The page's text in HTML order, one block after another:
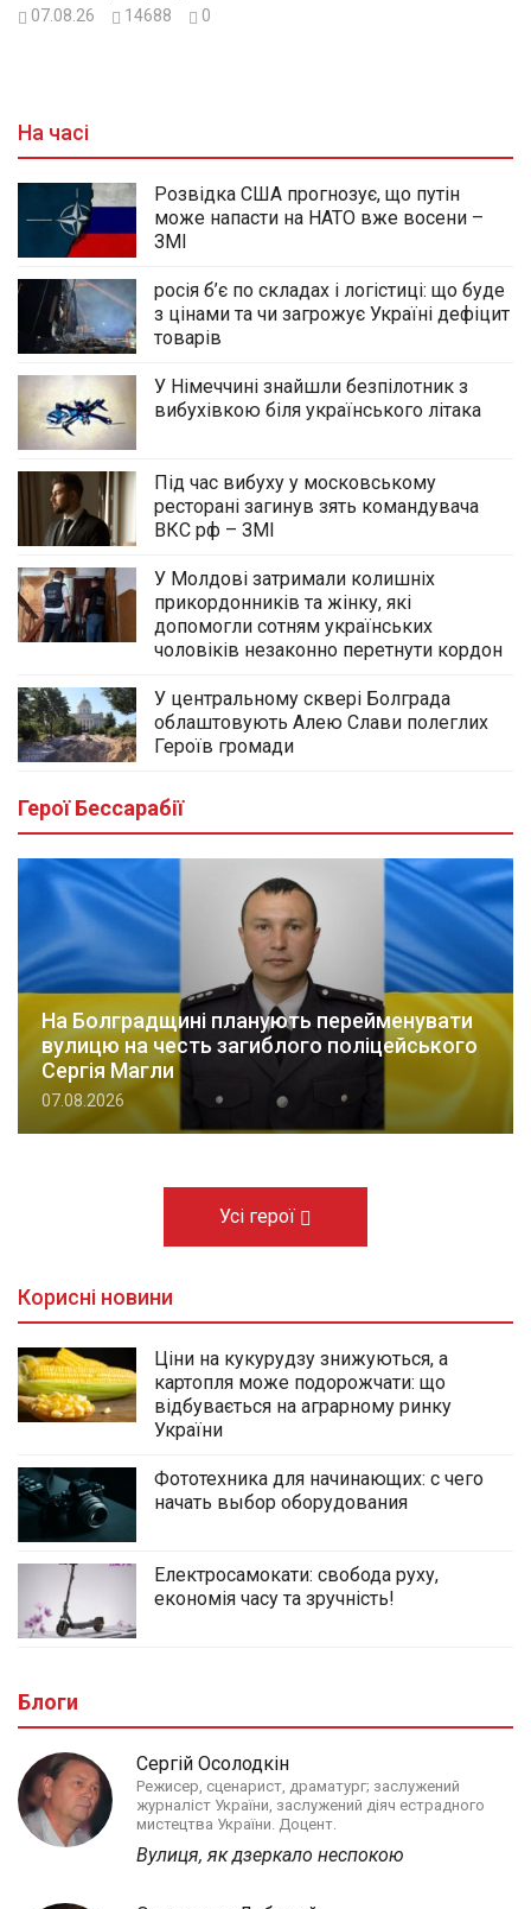
07.08.26 14688 0
На часі
Розвідка США прогнозує, що путін
може напасти на НАТО вже восени –
ЗМІ
росія б’є по складах і логістиці: що буде
з цінами та чи загрожує Україні дефіцит
товарів
У Німеччині знайшли безпілотник з
вибухівкою біля українського літака
Під час вибуху у московському
ресторані загинув зять командувача
ВКС рф – ЗМІ
У Молдові затримали колишніх
прикордонників та жінку, які
допомогли сотням українських
чоловіків незаконно перетнути кордон
У центральному сквері Болграда
облаштовують Алею Слави полеглих
Героїв громади
Герої Бессарабії
На Болградщині планують перейменувати
вулицю на честь загиблого поліцейського
Сергія Магли
07.08.2026
Усі герої
Корисні новини
Ціни на кукурудзу знижуються, а
картопля може подорожчати: що
відбувається на аграрному ринку
України
Фототехника для начинающих: с чего
начать выбор оборудования
Електросамокати: свобода руху,
економія часу та зручність!
Блоги
Сергій Осолодкін
Режисер, сценарист, драматург; заслужений
журналіст України, заслужений діяч естрадного
мистецтва України. Доцент.
Вулиця, як дзеркало неспокою